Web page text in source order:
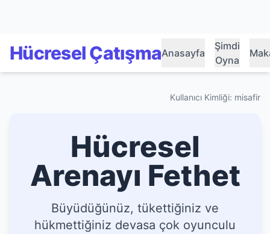
Hücresel ÇatışmaAnasayfa
Şimdi
Oyna
Kullanıcı Kimliği: misafir
Hücresel
Arenayı Fethet
Büyüdüğünüz, tükettiğiniz ve
hükmettiğiniz devasa çok oyunculu